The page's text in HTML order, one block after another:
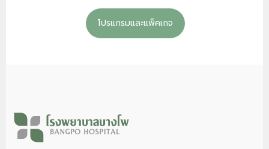
โปรแกรมและแพ็คเกจ